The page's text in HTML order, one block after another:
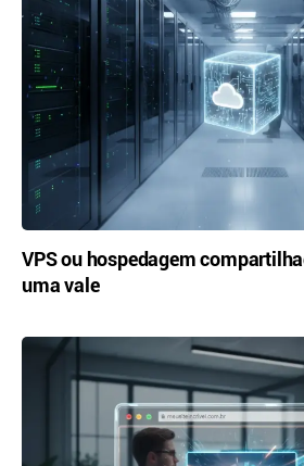
VPS ou hospedagem
uma vale